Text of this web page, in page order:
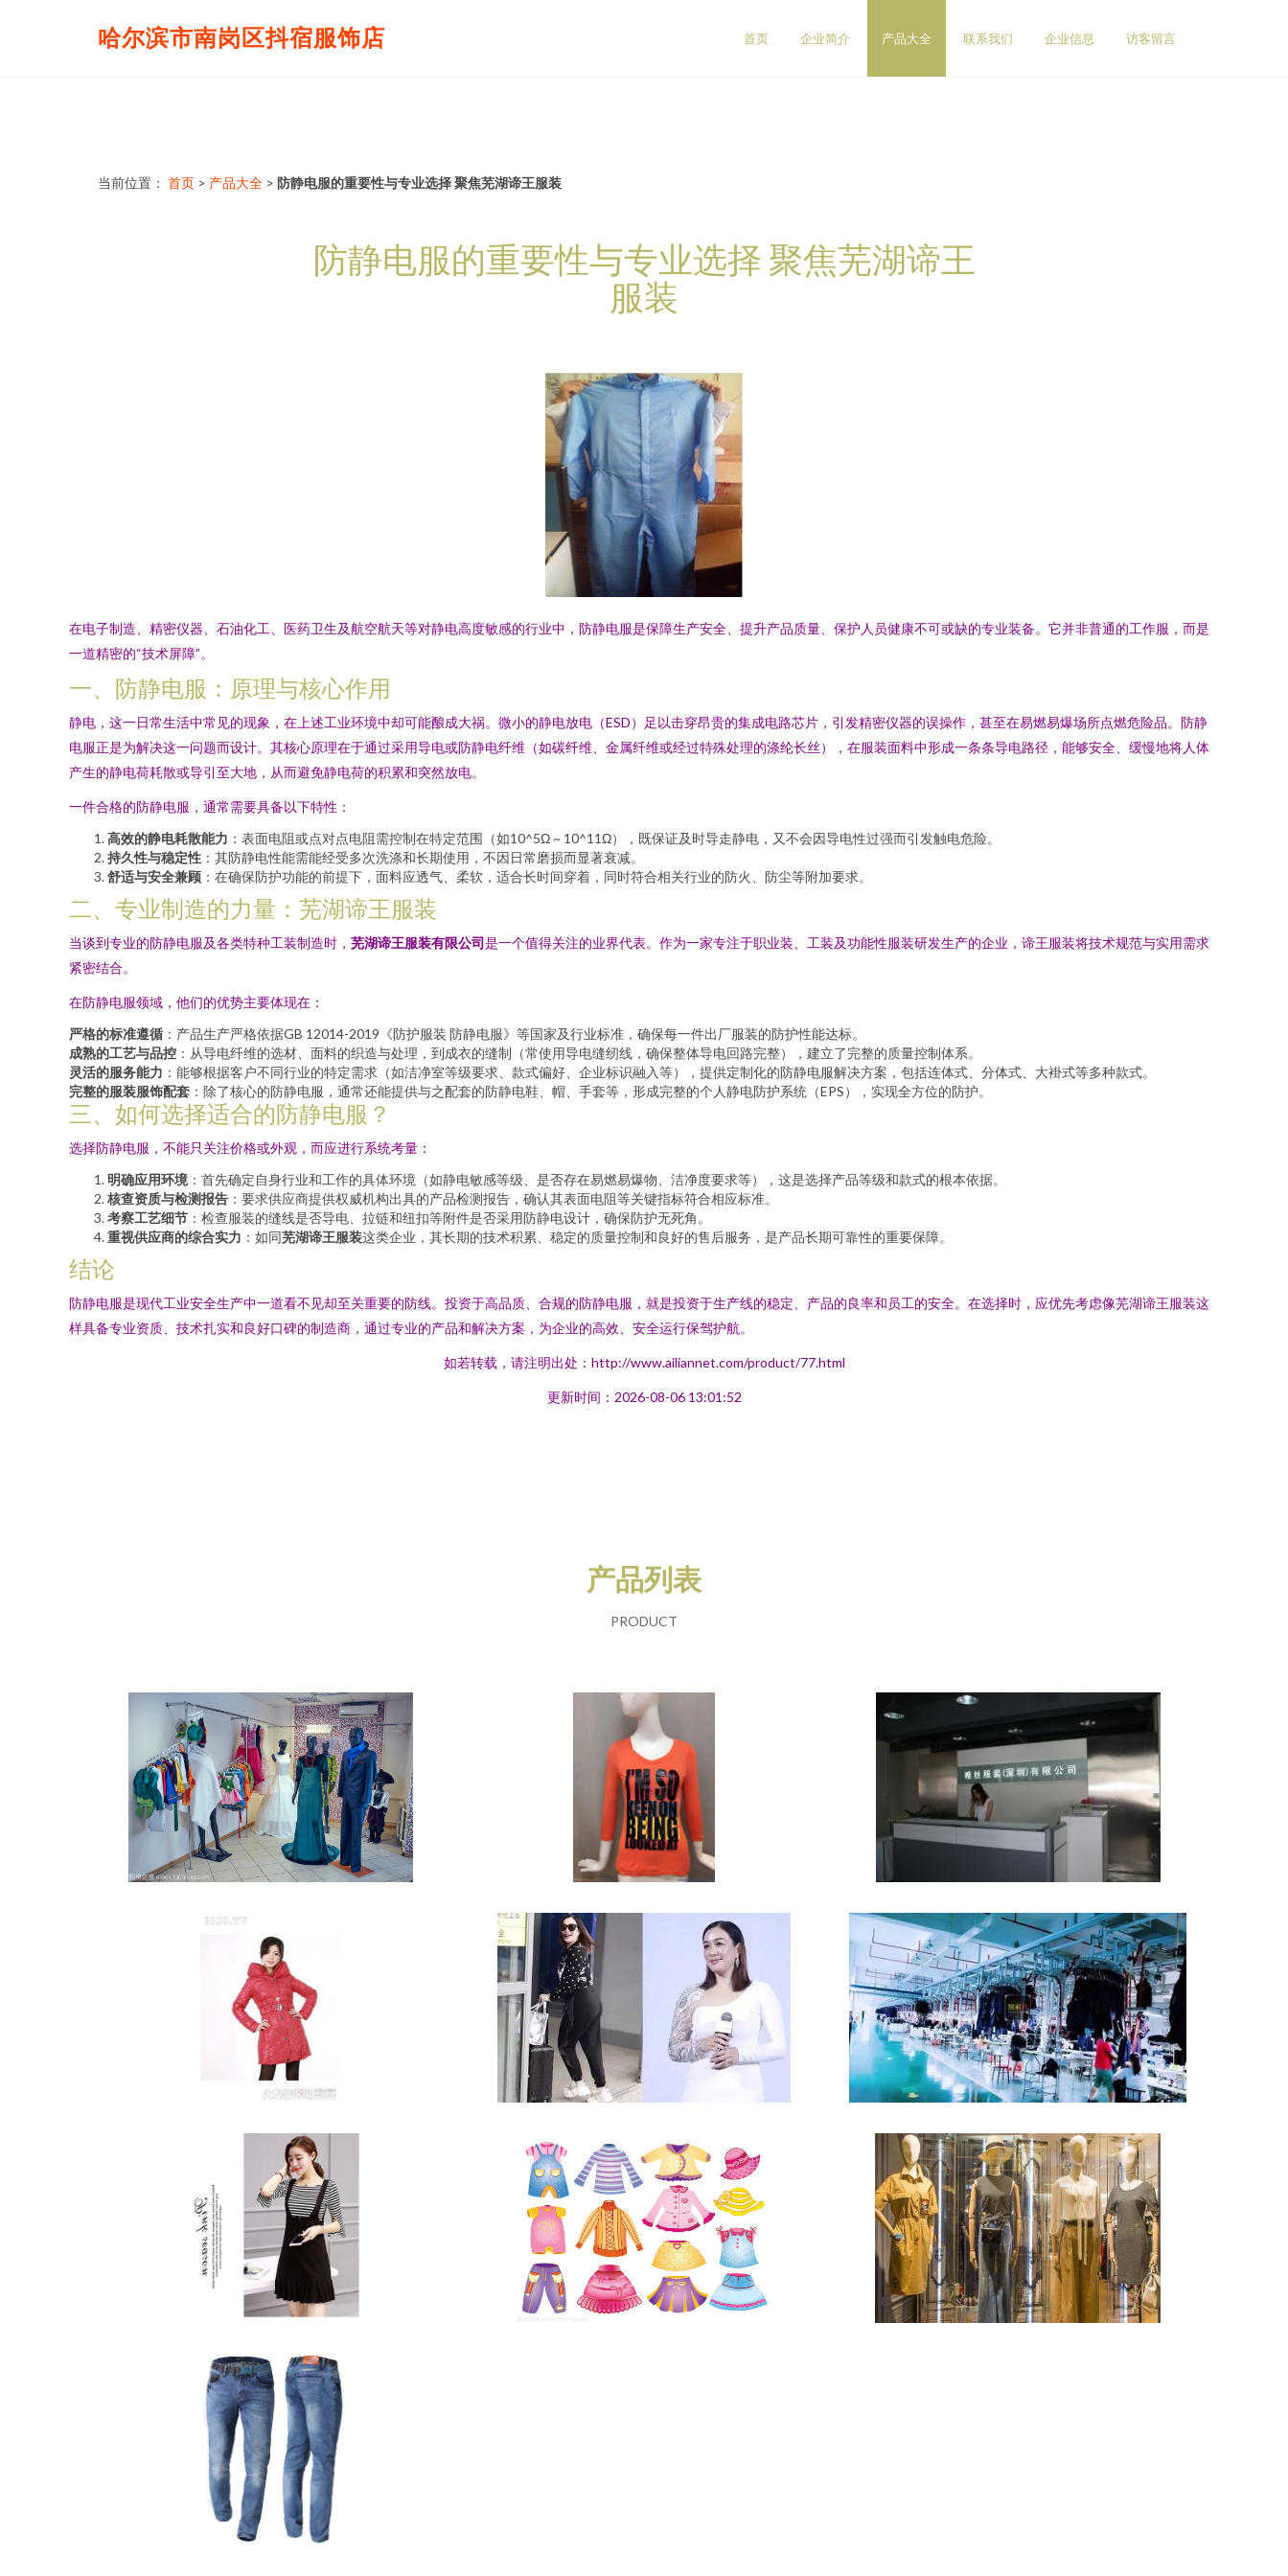
哈尔滨市南岗区抖宿服饰店 首页 企业简介 产品大全 联系我们 企业信息 访客留言
当前位置： 首页 > 产品大全 > 防静电服的重要性与专业选择 聚焦芜湖谛王服装
防静电服的重要性与专业选择 聚焦芜湖谛王
服装
在电子制造、精密仪器、石油化工、医药卫生及航空航天等对静电高度敏感的行业中，防静电服是保障生产安全、提升产品质量、保护人员健康不可或缺的专业装备。它并非普通的工作服，而是
一道精密的“技术屏障”。
一、防静电服：原理与核心作用
静电，这一日常生活中常见的现象，在上述工业环境中却可能酿成大祸。微小的静电放电（ESD）足以击穿昂贵的集成电路芯片，引发精密仪器的误操作，甚至在易燃易爆场所点燃危险品。防静
电服正是为解决这一问题而设计。其核心原理在于通过采用导电或防静电纤维（如碳纤维、金属纤维或经过特殊处理的涤纶长丝），在服装面料中形成一条条导电路径，能够安全、缓慢地将人体
产生的静电荷耗散或导引至大地，从而避免静电荷的积累和突然放电。
一件合格的防静电服，通常需要具备以下特性：
高效的静电耗散能力 ：表面电阻或点对点电阻需控制在特定范围（如10^5Ω ~ 10^11Ω），既保证及时导走静电，又不会因导电性过强而引发触电危险。
持久性与稳定性 ：其防静电性能需能经受多次洗涤和长期使用，不因日常磨损而显著衰减。
舒适与安全兼顾 ：在确保防护功能的前提下，面料应透气、柔软，适合长时间穿着，同时符合相关行业的防火、防尘等附加要求。
二、专业制造的力量：芜湖谛王服装
当谈到专业的防静电服及各类特种工装制造时， 芜湖谛王服装有限公司是一个值得关注的业界代表。作为一家专注于职业装、工装及功能性服装研发生产的企业，谛王服装将技术规范与实用需求
紧密结合。
在防静电服领域，他们的优势主要体现在：
严格的标准遵循 ：产品生产严格依据GB 12014-2019《防护服装 防静电服》等国家及行业标准，确保每一件出厂服装的防护性能达标。
成熟的工艺与品控 ：从导电纤维的选材、面料的织造与处理，到成衣的缝制（常使用导电缝纫线，确保整体导电回路完整），建立了完整的质量控制体系。
灵活的服务能力 ：能够根据客户不同行业的特定需求（如洁净室等级要求、款式偏好、企业标识融入等），提供定制化的防静电服解决方案，包括连体式、分体式、大褂式等多种款式。
完整的服装服饰配套 ：除了核心的防静电服，通常还能提供与之配套的防静电鞋、帽、手套等，形成完整的个人静电防护系统（EPS），实现全方位的防护。
三、如何选择适合的防静电服？
选择防静电服，不能只关注价格或外观，而应进行系统考量：
明确应用环境 ：首先确定自身行业和工作的具体环境（如静电敏感等级、是否存在易燃易爆物、洁净度要求等），这是选择产品等级和款式的根本依据。
核查资质与检测报告 ：要求供应商提供权威机构出具的产品检测报告，确认其表面电阻等关键指标符合相应标准。
考察工艺细节 ：检查服装的缝线是否导电、拉链和纽扣等附件是否采用防静电设计，确保防护无死角。
重视供应商的综合实力 ：如同芜湖谛王服装这类企业，其长期的技术积累、稳定的质量控制和良好的售后服务，是产品长期可靠性的重要保障。
结论
防静电服是现代工业安全生产中一道看不见却至关重要的防线。投资于高品质、合规的防静电服，就是投资于生产线的稳定、产品的良率和员工的安全。在选择时，应优先考虑像芜湖谛王服装这
样具备专业资质、技术扎实和良好口碑的制造商，通过专业的产品和解决方案，为企业的高效、安全运行保驾护航。
如若转载，请注明出处：http://www.ailiannet.com/product/77.html
更新时间：2026-08-06 13:01:52
产品列表
PRODUCT